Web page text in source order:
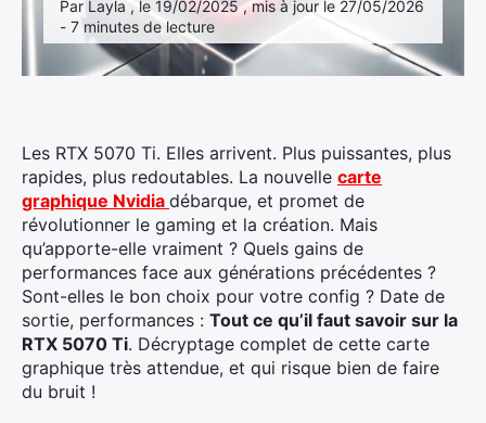
Par Layla , le 19/02/2025 , mis à jour le 27/05/2026
- 7 minutes de lecture
Les RTX 5070 Ti. Elles arrivent. Plus puissantes, plus
rapides, plus redoutables. La nouvelle carte
graphique Nvidia débarque, et promet de
révolutionner le gaming et la création. Mais
qu’apporte-elle vraiment ? Quels gains de
performances face aux générations précédentes ?
Sont-elles le bon choix pour votre config ? Date de
sortie, performances : Tout ce qu’il faut savoir sur la
RTX 5070 Ti. Décryptage complet de cette carte
graphique très attendue, et qui risque bien de faire
du bruit !